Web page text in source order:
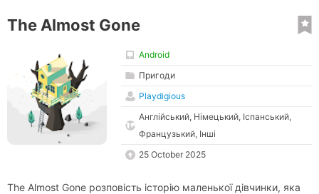
The Almost Gone
Android
Пригоди
Playdigious
Англійський, Німецький, Іспанський,
Французький, Інші
25 October 2025
The Almost Gone розповість історію маленької дівчинки, яка